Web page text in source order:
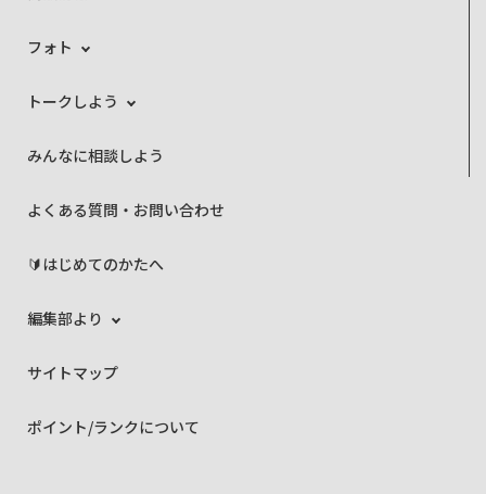
フォト
トークしよう
みんなに相談しよう
よくある質問・お問い合わせ
🔰はじめてのかたへ
編集部より
サイトマップ
ポイント/ランクについて